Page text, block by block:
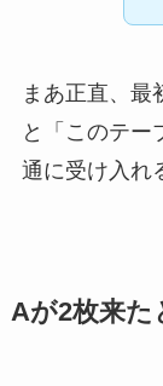
まあ正直、最
と「このテー
通に受け入れ
Aが2枚来た